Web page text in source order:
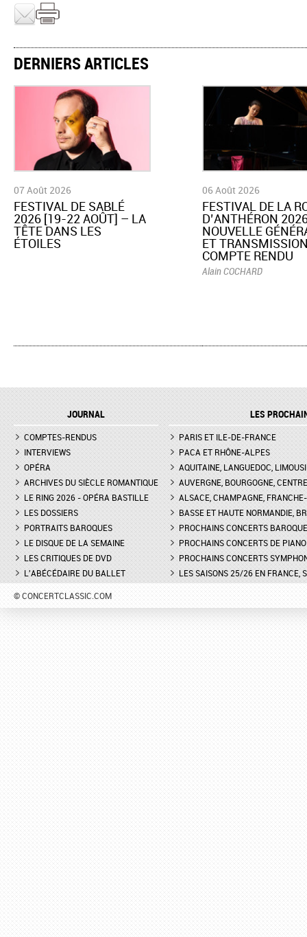
DERNIERS ARTICLES
07 Août 2026
​FESTIVAL DE SABLÉ
2026 [19-22 AOÛT] – LA
TÊTE DANS LES
ÉTOILES
06 Août 2026
​FESTIVAL DE LA
D’ANTHÉRON
NOUVELLE
ET
COMPTE RENDU
Alain COCHARD
JOURNAL
COMPTES-RENDUS
INTERVIEWS
OPÉRA
ARCHIVES DU SIÈCLE ROMANTIQUE
LE RING 2026 - OPÉRA BASTILLE
LES DOSSIERS
PORTRAITS BAROQUES
LE DISQUE DE LA SEMAINE
LES CRITIQUES DE DVD
L'ABÉCÉDAIRE DU BALLET
LES
PARIS ET ILE-DE-FRANCE
PACA ET RHÔNE-ALPES
AQUITAINE, LANGUEDOC,
AUVERGNE, BOURGOGNE, CENTRE
ALSACE, CHAMPAGNE,
BASSE ET HAUTE NORMANDIE,
PROCHAINS CONCERTS
PROCHAINS CONCERTS DE PIANO
PROCHAINS CONCERTS
LES SAISONS 25/26 EN FRANCE,
© CONCERTCLASSIC.COM